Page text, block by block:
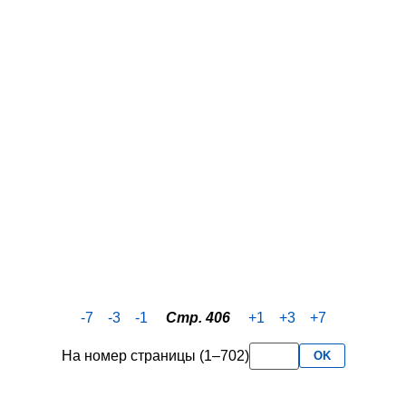
-7 -3 -1 Стр. 406 +1 +3 +7
На номер страницы (1–702) OK